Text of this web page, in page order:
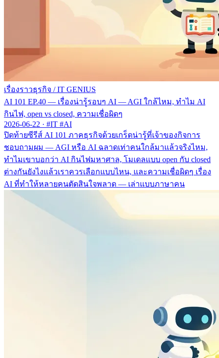
เรื่องราวธุรกิจ / IT GENIUS
AI 101 EP.40 — เรื่องน่ารู้รอบๆ AI — AGI ใกล้ไหม, ทำไม AI
กินไฟ, open vs closed, ความเชื่อผิดๆ
2026-06-22 · #IT #AI
ปิดท้ายซีรีส์ AI 101 ภาคธุรกิจด้วยเกร็ดน่ารู้ที่เจ้าของกิจการ
ชอบถามผม — AGI หรือ AI ฉลาดเท่าคนใกล้มาแล้วจริงไหม,
ทำไมเขาบอกว่า AI กินไฟมหาศาล, โมเดลแบบ open กับ closed
ต่างกันยังไงแล้วเราควรเลือกแบบไหน, และความเชื่อผิดๆ เรื่อง
AI ที่ทำให้หลายคนตัดสินใจพลาด — เล่าแบบภาษาคน